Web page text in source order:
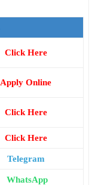
Click Here
Apply Online
Click Here
Click Here
Telegram
WhatsApp